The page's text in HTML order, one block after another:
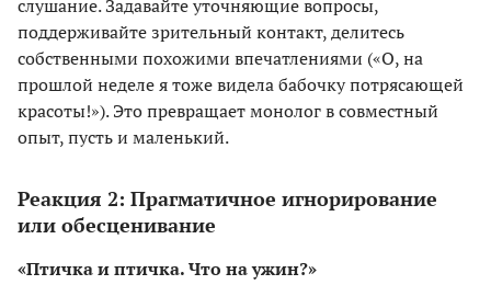
слушание. Задавайте уточняющие вопросы,
поддерживайте зрительный контакт, делитесь
собственными похожими впечатлениями («О, на
прошлой неделе я тоже видела бабочку потрясающей
красоты!»). Это превращает монолог в совместный
опыт, пусть и маленький.
Реакция 2: Прагматичное игнорирование
или обесценивание
«Птичка и птичка. Что на ужин?»